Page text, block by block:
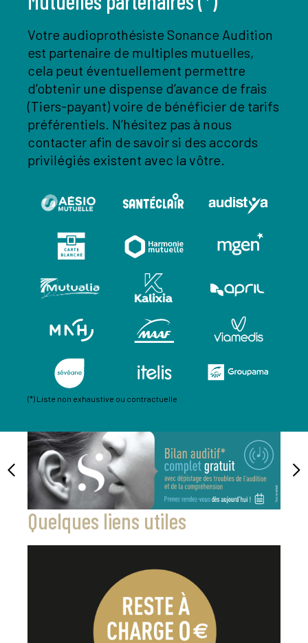
Votre audioprothésiste Sonance Audition
est partenaire de multiples mutuelles,
cela peut éventuellement permettre
d’obtenir une dispense d’avance de frais
(Tiers-payant) voire de bénéficier de tarifs
préférentiels. N’hésitez pas à nous
contacter afin de savoir si des accords
privilégiés existent avec la vôtre.
(*) Liste non exhaustive ou contractuelle
Quelques liens utiles